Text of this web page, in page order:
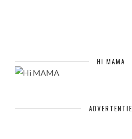
HI MAMA
ADVERTENTIE